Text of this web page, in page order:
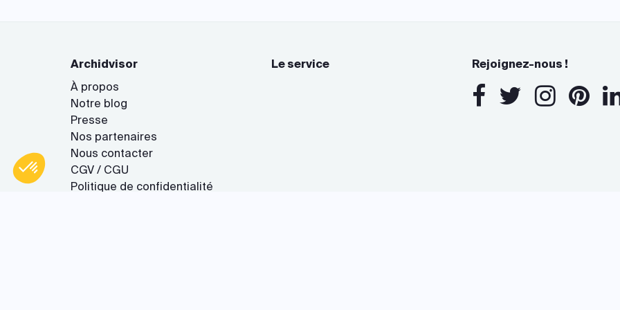
Axeptio consent
Plateforme de Gestion du Consentement : Personnalisez vos Options
Notre plateforme vous permet d'adapter et de gérer vos paramètres de confidentialité, en garantissant la conformité avec
Archidvisor
À propos
Notre blog
Presse
Nos partenaires
Nous contacter
CGV / CGU
Politique de confidentialité
Le service Rejoignez-nous !